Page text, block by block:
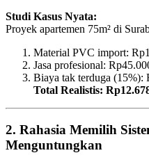
Studi Kasus Nyata:
Proyek apartemen 75m² di
Material PVC import:
Jasa profesional:
Biaya tak terduga (15%):
Total Realistis:
2. Rahasia Memilih
Menguntungkan